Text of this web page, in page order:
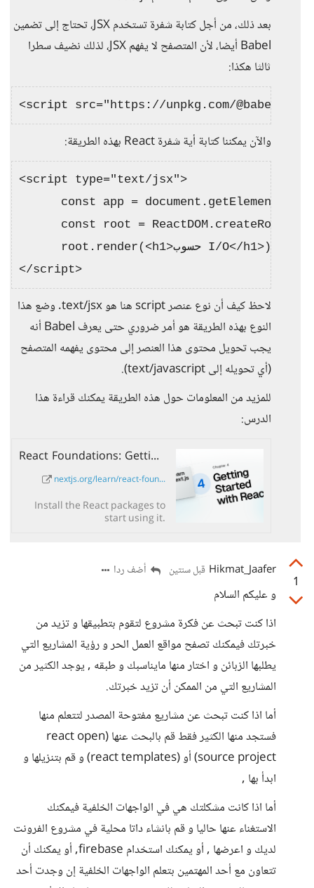
بعد ذلك، من أجل كتابة شفرة تستخدم JSX، تحتاج إلى تضمين
Babel أيضا، لأن المتصفح لا يفهم JSX، لذلك نضيف سطرا
ثالثا هكذا:
والآن يمكننا كتابة أية شفرة React بهذه الطريقة:
<script type="text/jsx">
const app =
const root =
      root.render(<h1>حسوب I/O</h1>);
لاحظ كيف أن نوع عنصر script هنا هو text/jsx. وضع هذا
النوع بهذه الطريقة هو أمر ضروري حتى يعرف Babel أنه
يجب تحويل محتوى هذا العنصر إلى محتوى يفهمه المتصفح
(أي تحويله إلى text/javascript).
للمزيد من المعلومات حول هذه الطريقة يمكنك قراءة هذا
الدرس:
React Foundations: Getting Started with React | Next.js
nextjs.org/learn/react-foun...
Install the React packages to
start using it.
1
Hikmat_Jaafer قبل سنتين أضف ردا
و عليكم السلام
اذا كنت تبحث عن فكرة مشروع لتقوم بتطبيقها و تزيد من
خبرتك فيمكنك تصفح مواقع العمل الحر و رؤية المشاريع التي
يطلبها الزبائن و اختار منها مايناسبك و طبقه , يوجد الكثير من
المشاريع التي من الممكن أن تزيد خبرتك.
أما اذا كنت تبحث عن مشاريع مفتوحة المصدر لتتعلم منها
فستجد منها الكثير فقط قم بالبحث عنها (react open
source project) أو (react templates) و قم بتنزيلها و
ابدأ بها ,
أما اذا كانت مشكلتك هي في الواجهات الخلفية فيمكنك
الاستغناء عنها حاليا و قم بانشاء داتا محلية في مشروع الفرونت
لديك و اعرضها , أو يمكنك استخدام firebase, أو يمكنك أن
تتعاون مع أحد المهتمين بتعلم الواجهات الخلفية إن وجدت أحد